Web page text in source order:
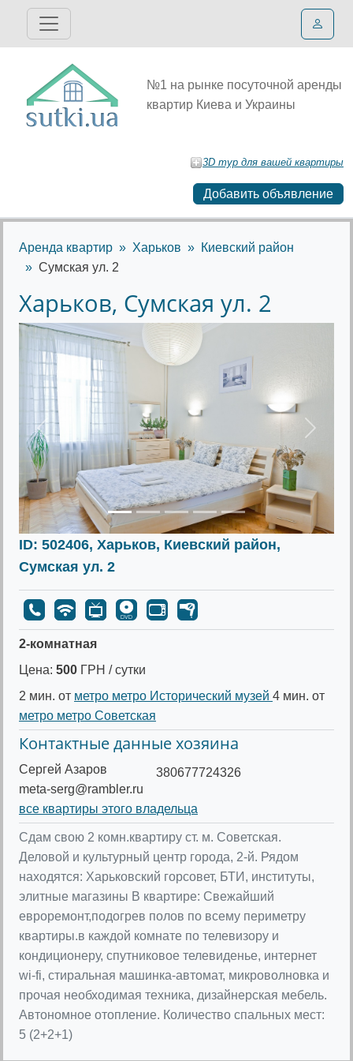
№1 на рынке посуточной аренды
квартир Киева и Украины
3D тур для вашей квартиры
Добавить объявление
Аренда квартир Харьков
Киевский район
Сумская ул. 2
Харьков, Сумская ул. 2
Предыдущее
ID: 502406, Харьков, Киевский район,
Сумская ул. 2
2-комнатная
Цена: 500 ГРН / сутки
2 мин. от метро метро Исторический музей 4 мин. от
метро метро Советская
Контактные данные хозяина
Сергей Азаров
meta-serg@rambler.ru
380677724326
все квартиры этого владельца
Сдам свою 2 комн.квартиру ст. м. Советская.
Деловой и культурный центр города, 2-й. Рядом
находятся: Харьковский горсовет, БТИ, институты,
элитные магазины В квартире: Свежайший
евроремонт,подогрев полов по всему периметру
квартиры.в каждой комнате по телевизору и
кондиционеру, спутниковое телевиденье, интернет
wi-fi, стиральная машинка-автомат, микроволновка и
прочая необходимая техника, дизайнерская мебель.
Автономное отопление. Количество спальных мест:
5 (2+2+1)